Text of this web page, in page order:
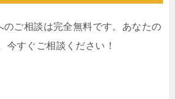
のご相談は完全無料です。あなたの
今すぐご相談ください！